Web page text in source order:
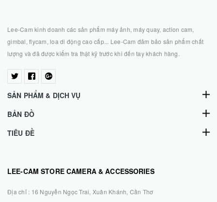
Lee-Cam kinh doanh các sản phẩm máy ảnh, máy quay, action cam,
gimbal, flycam, loa di động cao cấp... Lee-Cam đảm bảo sản phẩm chất
lượng và đã được kiểm tra thật kỹ trước khi đến tay khách hàng.
SẢN PHẨM & DỊCH VỤ
BẢN ĐỒ
TIÊU ĐỀ
LEE-CAM STORE CAMERA & ACCESSORIES
Địa chỉ : 16 Nguyễn Ngọc Trai, Xuân Khánh, Cần Thơ